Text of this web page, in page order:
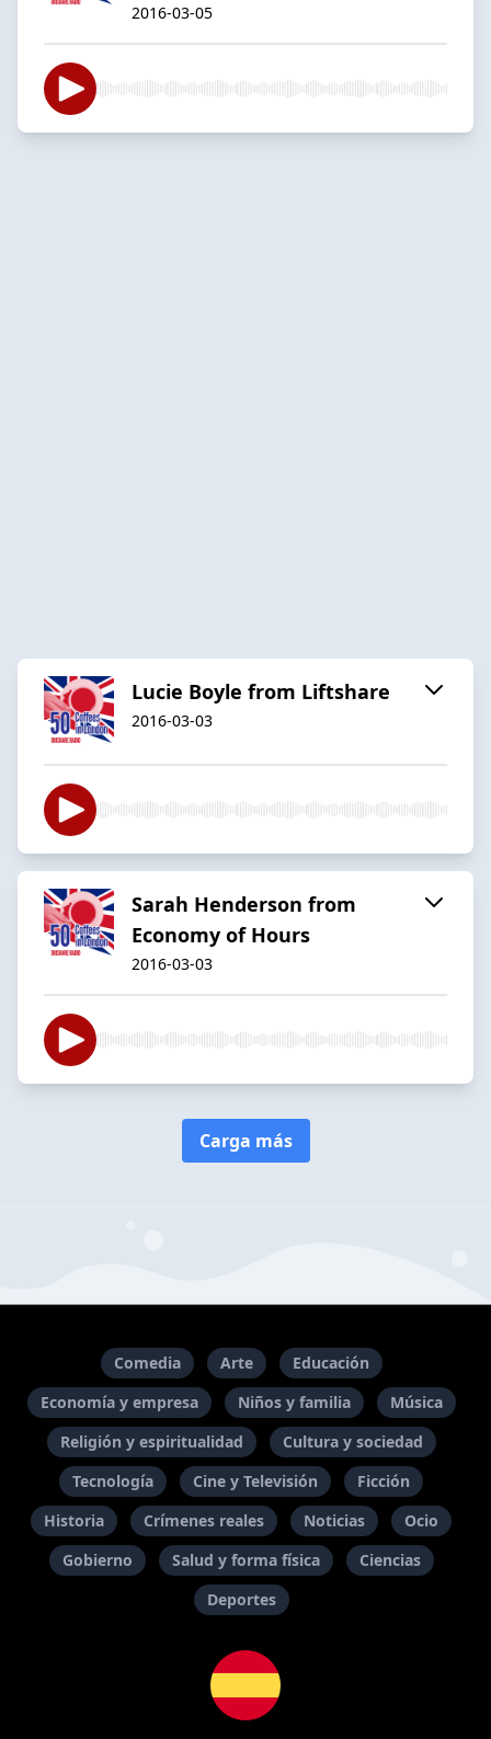
2016-03-05
Lucie Boyle from Liftshare
2016-03-03
Sarah Henderson from
Economy of Hours
2016-03-03
Carga más
Comedia Arte
Educación
Economía y empresa
Niños y familia
Música
Religión y espiritualidad
Cultura y sociedad
Tecnología
Cine y Televisión
Ficción
Historia
Crímenes reales Noticias
Ocio
Gobierno
Salud y forma física
Ciencias
Deportes